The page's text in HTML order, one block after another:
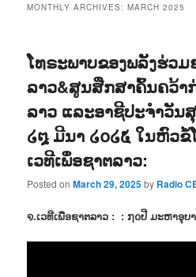
MONTHLY ARCHIVES:MARCH 2025
ໂທຣະພາບຂອງພລັງຮ່ວມ
ລາວ&ສູນສືກສາຄົ້ນຄວ້າ
ລາວ ແລະອາຊີປະຈຳວັນ
໒໘ ມີນາ ໒໐໒໕ ໃນຫົວຂໍ້
ເວທີເພຶ່ອຊາຕລາວ:
Posted onMarch 29, 2025by Radio
໑.ເວທີເພື່ອຊາຕລາວ : : ໗໐ປີ ມະຫາອຸບ